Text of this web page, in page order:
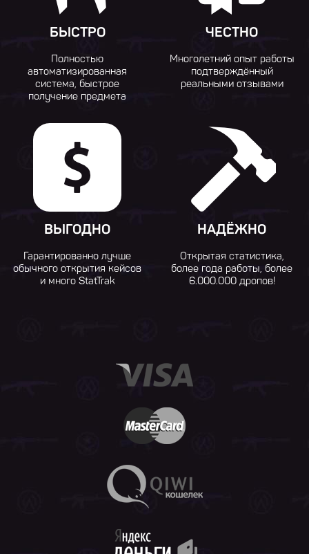
БЫСТРО
Полностью
автоматизированная
система, быстрое
получение предмета
ЧЕСТНО
Многолетний опыт работы
подтверждённый
реальными отзывами
ВЫГОДНО
Гарантированно лучше
обычного открытия кейсов
и много StatTrak
НАДЁЖНО
Открытая статистика,
более года работы, более
6.000.000 дропов!